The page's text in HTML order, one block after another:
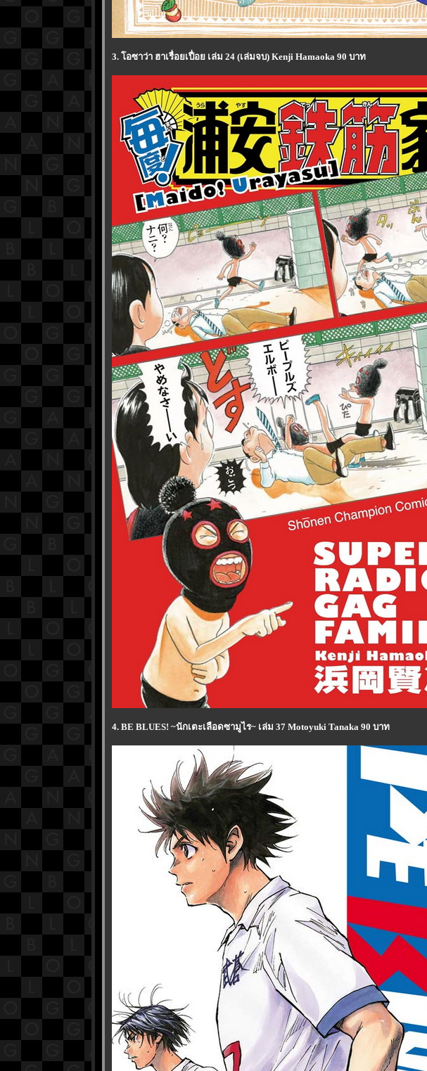
3. โอซาว่า ฮาเรื่อยเปื่อย เล่ม 24 (เล่มจบ) Kenji Hamaoka 90 บาท
4. BE BLUES! ~นักเตะเลือดซามูไร~ เล่ม 37 Motoyuki Tanaka 90 บาท